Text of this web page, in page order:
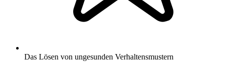
Das Lösen von ungesunden Verhaltensmustern